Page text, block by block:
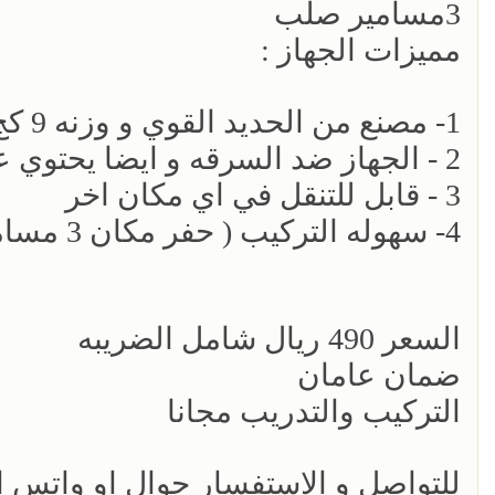
3مسامير صلب
مميزات الجهاز :
1- مصنع من الحديد القوي و وزنه 9 كج تقريبا + مقاوم ضد المياه و حرار الشمس
2 - الجهاز ضد السرقه و ايضا يحتوي علي انذار في حاله التلاعب به
3 - قابل للتنقل في اي مكان اخر
4- سهوله التركيب ( حفر مكان 3 مسامير في الارض و تركيب الجهاز عليها )
السعر 490 ريال شامل الضريبه
ضمان عامان
التركيب والتدريب مجانا
للتواصل و الاستفسار جوال او